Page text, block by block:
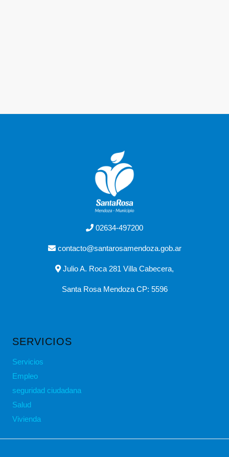
02634-497200
contacto@santarosamendoza.gob.ar
Julio A. Roca 281 Villa Cabecera,
Santa Rosa Mendoza CP: 5596
SERVICIOS
Servicios
Empleo
seguridad ciudadana
Salud
Vivienda